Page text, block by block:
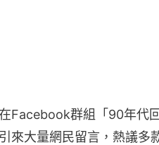
Facebook群組「90年代
來大量網民留言，熱議多